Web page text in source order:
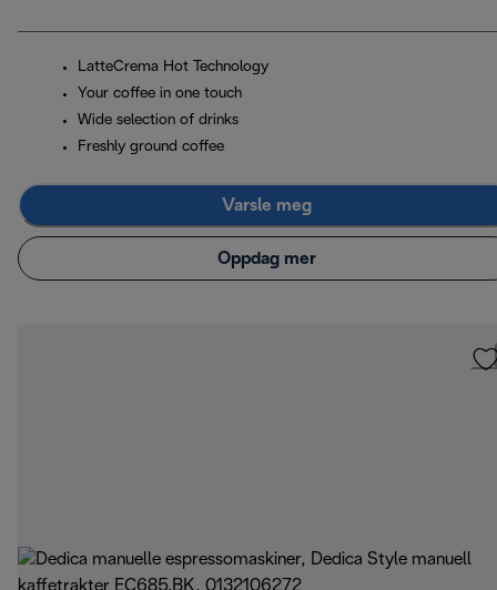
LatteCrema Hot Technology
Your coffee in one touch
Wide selection of drinks
Freshly ground coffee
Varsle meg
Oppdag mer